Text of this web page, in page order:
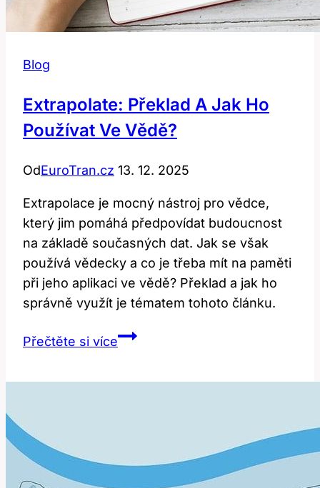
Blog
Extrapolate: Překlad A Jak Ho
Používat Ve Vědě?
OdEuroTran.cz 13. 12. 2025
Extrapolace je mocný nástroj pro vědce,
který jim pomáhá předpovídat budoucnost
na základě současných dat. Jak se však
používá vědecky a co je třeba mít na paměti
při jeho aplikaci ve vědě? Překlad a jak ho
správně využít je tématem tohoto článku.
Přečtěte si víceExtrapolate: